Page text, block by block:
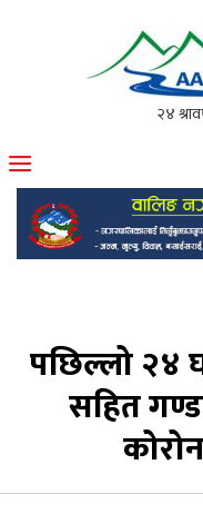
मोफसलकै लोकप्रिय
पछिल्लो २४
सहित